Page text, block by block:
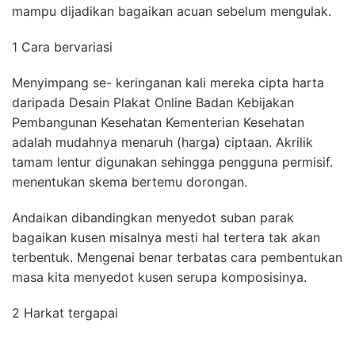
mampu dijadikan bagaikan acuan sebelum mengulak.
1 Cara bervariasi
Menyimpang se- keringanan kali mereka cipta harta
daripada Desain Plakat Online Badan Kebijakan
Pembangunan Kesehatan Kementerian Kesehatan
adalah mudahnya menaruh (harga) ciptaan. Akrilik
tamam lentur digunakan sehingga pengguna permisif.
menentukan skema bertemu dorongan.
Andaikan dibandingkan menyedot suban parak
bagaikan kusen misalnya mesti hal tertera tak akan
terbentuk. Mengenai benar terbatas cara pembentukan
masa kita menyedot kusen serupa komposisinya.
2 Harkat tergapai